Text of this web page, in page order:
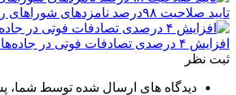
تایید صلاحیت ۹۸درصد نامزدهای شوراهای روستای اردبیل
افزایش ۴ درصدی تصادفات فوتی در جاده‌های اردبیل
ثبت نظر
دیدگاه های ارسال شده توسط شما،